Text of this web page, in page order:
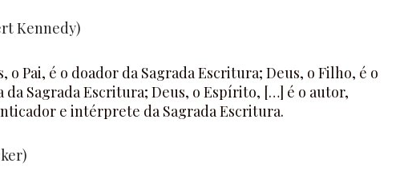
Kennedy)
o Pai, é o doador da Sagrada Escritura; Deus, o Filho, é o
da Sagrada Escritura; Deus, o Espírito, […] é o autor,
e intérprete da Sagrada Escritura.